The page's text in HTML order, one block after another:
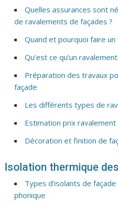
Quelles assurances sont
de ravalements de façades ?
Quand et pourquoi faire un
Qu’est ce qu’un
Préparation des travaux
façade
Les différents types de
Estimation prix ravalement
Décoration et finition de
Isolation thermique
Types d’isolants de
phonique